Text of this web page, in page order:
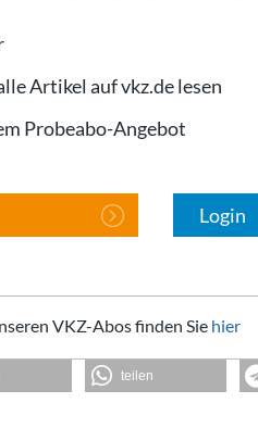
Artikel auf vkz.de lesen
Probeabo-Angebot
Login
VKZ-Abos finden Sie hier
teilen